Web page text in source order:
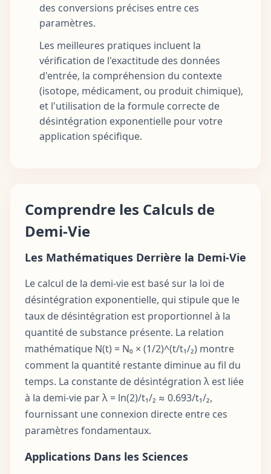
des conversions précises entre ces
paramètres.
Les meilleures pratiques incluent la
vérification de l'exactitude des données
d'entrée, la compréhension du contexte
(isotope, médicament, ou produit chimique),
et l'utilisation de la formule correcte de
désintégration exponentielle pour votre
application spécifique.
Comprendre les Calculs de
Demi-Vie
Les Mathématiques Derrière la Demi-Vie
Le calcul de la demi-vie est basé sur la loi de
désintégration exponentielle, qui stipule que le
taux de désintégration est proportionnel à la
quantité de substance présente. La relation
mathématique N(t) = N₀ × (1/2)^(t/t₁/₂) montre
comment la quantité restante diminue au fil du
temps. La constante de désintégration λ est liée
à la demi-vie par λ = ln(2)/t₁/₂ ≈ 0.693/t₁/₂,
fournissant une connexion directe entre ces
paramètres fondamentaux.
Applications Dans les Sciences